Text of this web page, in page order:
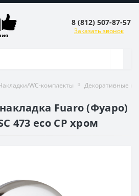
8 (812) 507-87-57
Заказать звонок
WC-комплекты Декоративные
Fuaro (Фуаро)
473 eco CP хром